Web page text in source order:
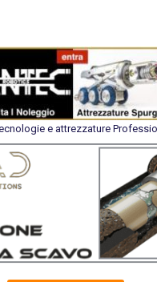
e attrezzature